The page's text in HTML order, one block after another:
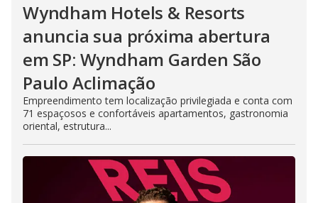
Wyndham Hotels & Resorts
anuncia sua próxima abertura
em SP: Wyndham Garden São
Paulo Aclimação
Empreendimento tem localização privilegiada e conta com
71 espaçosos e confortáveis apartamentos, gastronomia
oriental, estrutura...